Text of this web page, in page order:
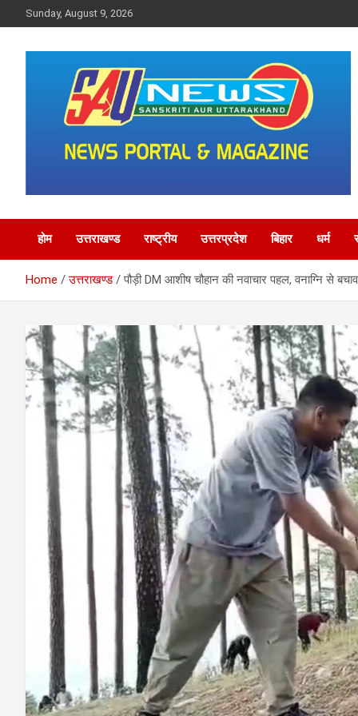
to
Sunday, August 9, 2026
saunewsnetwork
होम उत्तराखण्ड राष्ट्रीय उत्तरप्रदेश बिहार धर्म
Home उत्तराखण्ड पौड़ी DM आशीष चौहान की नवाचार पहल, वनाग्नि से